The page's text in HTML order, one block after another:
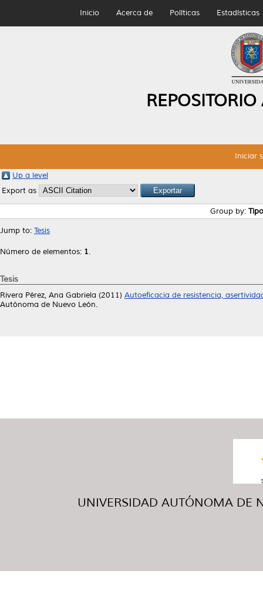
Inicio Acerca de Políticas Estadísticas
Iniciar
Up a level
Export as
Group by:
Jump to: Tesis
Número de elementos: 1.
Tesis
Rivera Pérez, Ana Gabriela (2011) Autoeficacia de resistencia,
Autónoma de Nuevo León.
UNIVERSIDAD AUTÓNOMA DE